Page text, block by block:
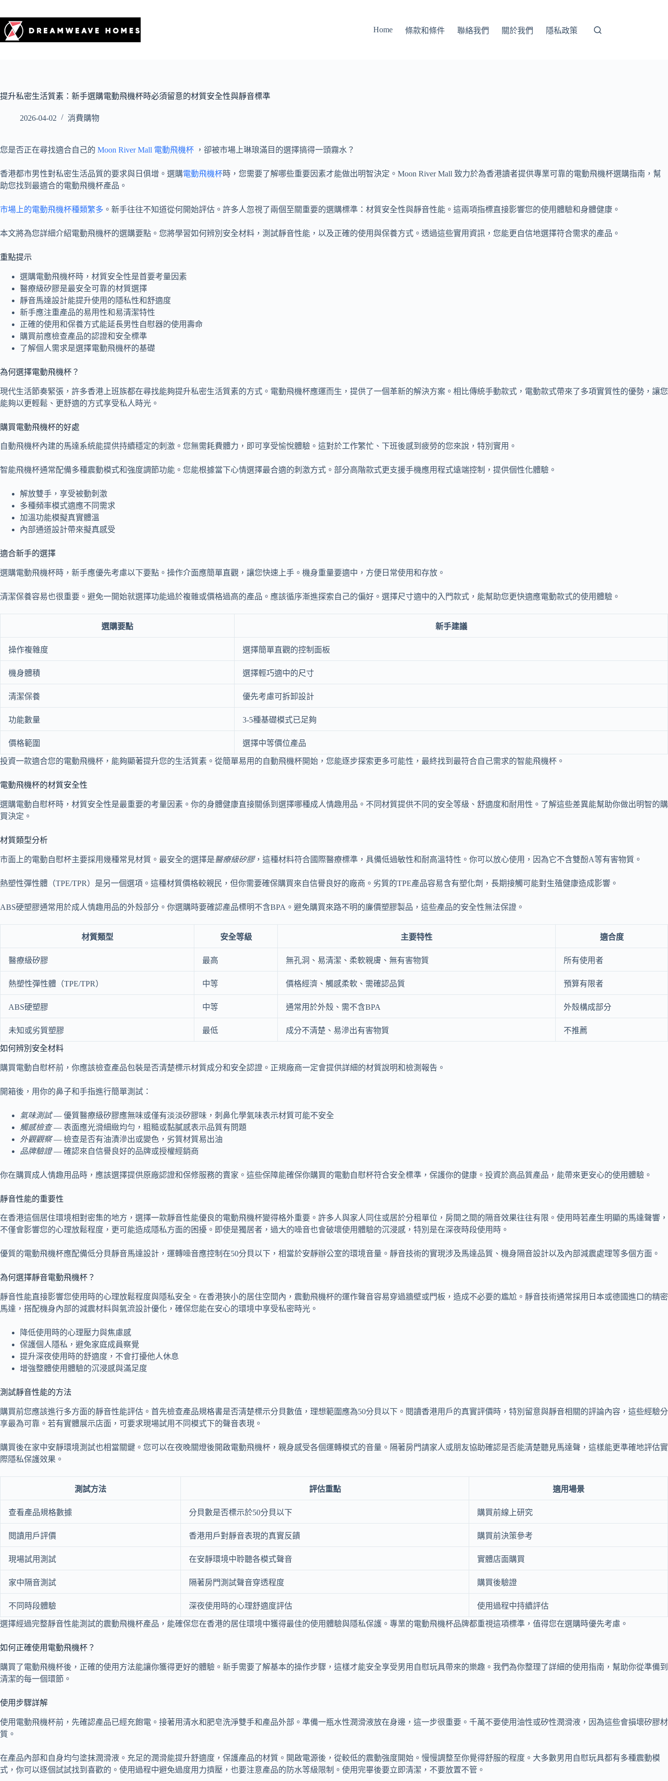
Home 條款和條件 聯絡我們 關於我們 隱私政策
提升私密生活質素：新手選購電動飛機杯時必須留意的材質安全性與靜音標準
2026-04-02 消費購物
您是否正在尋找適合自己的 Moon River Mall 電動飛機杯 ，卻被市場上琳琅滿目的選擇搞得一頭霧水？
香港都市男性對私密生活品質的要求與日俱增。選購電動飛機杯時，您需要了解哪些重要因素才能做出明智決定。Moon River Mall 致力於為香港讀者提供專業可靠的電動飛機杯選購指南，幫
助您找到最適合的電動飛機杯產品。
市場上的電動飛機杯種類繁多 。新手往往不知道從何開始評估。許多人忽視了兩個至關重要的選購標準：材質安全性與靜音性能。這兩項指標直接影響您的使用體驗和身體健康。
本文將為您詳細介紹電動飛機杯的選購要點。您將學習如何辨別安全材料，測試靜音性能，以及正確的使用與保養方式。透過這些實用資訊，您能更自信地選擇符合需求的產品。
重點提示
選購電動飛機杯時，材質安全性是首要考量因素
醫療級矽膠是最安全可靠的材質選擇
靜音馬達設計能提升使用的隱私性和舒適度
新手應注重產品的易用性和易清潔特性
正確的使用和保養方式能延長男性自慰器的使用壽命
購買前應檢查產品的認證和安全標準
了解個人需求是選擇電動飛機杯的基礎
為何選擇電動飛機杯？
現代生活節奏緊張，許多香港上班族都在尋找能夠提升私密生活質素的方式。電動飛機杯應運而生，提供了一個革新的解決方案。相比傳統手動款式，電動款式帶來了多項實質性的優勢，讓您
能夠以更輕鬆、更舒適的方式享受私人時光。
購買電動飛機杯的好處
自動飛機杯內建的馬達系統能提供持續穩定的刺激。您無需耗費體力，即可享受愉悅體驗。這對於工作繁忙、下班後感到疲勞的您來說，特別實用。
智能飛機杯通常配備多種震動模式和強度調節功能。您能根據當下心情選擇最合適的刺激方式。部分高階款式更支援手機應用程式遠端控制，提供個性化體驗。
解放雙手，享受被動刺激
多種頻率模式適應不同需求
加溫功能模擬真實體溫
內部通道設計帶來擬真感受
適合新手的選擇
選購電動飛機杯時，新手應優先考慮以下要點。操作介面應簡單直觀，讓您快速上手。機身重量要適中，方便日常使用和存放。
清潔保養容易也很重要。避免一開始就選擇功能過於複雜或價格過高的產品。應該循序漸進探索自己的偏好。選擇尺寸適中的入門款式，能幫助您更快適應電動款式的使用體驗。
選購要點 新手建議
操作複雜度 選擇簡單直觀的控制面板
機身體積 選擇輕巧適中的尺寸
清潔保養 優先考慮可拆卸設計
功能數量 3-5種基礎模式已足夠
價格範圍 選擇中等價位產品
投資一款適合您的電動飛機杯，能夠顯著提升您的生活質素。從簡單易用的自動飛機杯開始，您能逐步探索更多可能性，最終找到最符合自己需求的智能飛機杯。
電動飛機杯的材質安全性
選購電動自慰杯時，材質安全性是最重要的考量因素。你的身體健康直接關係到選擇哪種成人情趣用品。不同材質提供不同的安全等級、舒適度和耐用性。了解這些差異能幫助你做出明智的購
買決定。
材質類型分析
市面上的電動自慰杯主要採用幾種常見材質。最安全的選擇是醫療級矽膠，這種材料符合國際醫療標準，具備低過敏性和耐高溫特性。你可以放心使用，因為它不含雙酚A等有害物質。
熱塑性彈性體（TPE/TPR）是另一個選項。這種材質價格較親民，但你需要確保購買來自信譽良好的廠商。劣質的TPE產品容易含有塑化劑，長期接觸可能對生殖健康造成影響。
ABS硬塑膠通常用於成人情趣用品的外殼部分。你選購時要確認產品標明不含BPA。避免購買來路不明的廉價塑膠製品，這些產品的安全性無法保證。
材質類型 安全等級 主要特性 適合度
醫療級矽膠 最高 無孔洞、易清潔、柔軟親膚、無有害物質 所有使用者
熱塑性彈性體（TPE/TPR） 中等 價格經濟、觸感柔軟、需確認品質 預算有限者
ABS硬塑膠 中等 通常用於外殼、需不含BPA 外殼構成部分
未知或劣質塑膠 最低 成分不清楚、易滲出有害物質 不推薦
如何辨別安全材料
購買電動自慰杯前，你應該檢查產品包裝是否清楚標示材質成分和安全認證。正規廠商一定會提供詳細的材質說明和檢測報告。
開箱後，用你的鼻子和手指進行簡單測試：
氣味測試— 優質醫療級矽膠應無味或僅有淡淡矽膠味，刺鼻化學氣味表示材質可能不安全
觸感檢查— 表面應光滑細緻均勻，粗糙或黏膩感表示品質有問題
外觀觀察— 檢查是否有油漬滲出或變色，劣質材質易出油
品牌驗證— 確認來自信譽良好的品牌或授權經銷商
你在購買成人情趣用品時，應該選擇提供原廠認證和保修服務的賣家。這些保障能確保你購買的電動自慰杯符合安全標準，保護你的健康。投資於高品質產品，能帶來更安心的使用體驗。
靜音性能的重要性
在香港這個居住環境相對密集的地方，選擇一款靜音性能優良的電動飛機杯變得格外重要。許多人與家人同住或居於分租單位，房間之間的隔音效果往往有限。使用時若產生明顯的馬達聲響，
不僅會影響您的心理放鬆程度，更可能造成隱私方面的困擾。即使是獨居者，過大的噪音也會破壞使用體驗的沉浸感，特別是在深夜時段使用時。
優質的電動飛機杯應配備低分貝靜音馬達設計，運轉噪音應控制在50分貝以下，相當於安靜辦公室的環境音量。靜音技術的實現涉及馬達品質、機身隔音設計以及內部減震處理等多個方面。
為何選擇靜音電動飛機杯？
靜音性能直接影響您使用時的心理放鬆程度與隱私安全。在香港狹小的居住空間內，震動飛機杯的運作聲音容易穿過牆壁或門板，造成不必要的尷尬。靜音技術通常採用日本或德國進口的精密
馬達，搭配機身內部的減震材料與氣流設計優化，確保您能在安心的環境中享受私密時光。
降低使用時的心理壓力與焦慮感
保護個人隱私，避免家庭成員察覺
提升深夜使用時的舒適度，不會打擾他人休息
增強整體使用體驗的沉浸感與滿足度
測試靜音性能的方法
購買前您應該進行多方面的靜音性能評估。首先檢查產品規格書是否清楚標示分貝數值，理想範圍應為50分貝以下。閱讀香港用戶的真實評價時，特別留意與靜音相關的評論內容，這些經驗分
享最為可靠。若有實體展示店面，可要求現場試用不同模式下的聲音表現。
購買後在家中安靜環境測試也相當關鍵。您可以在夜晚關燈後開啟電動飛機杯，親身感受各個運轉模式的音量。隔著房門請家人或朋友協助確認是否能清楚聽見馬達聲，這樣能更準確地評估實
際隱私保護效果。
測試方法 評估重點 適用場景
查看產品規格數據 分貝數是否標示於50分貝以下 購買前線上研究
閱讀用戶評價 香港用戶對靜音表現的真實反饋 購買前決策參考
現場試用測試 在安靜環境中聆聽各模式聲音 實體店面購買
家中隔音測試 隔著房門測試聲音穿透程度 購買後驗證
不同時段體驗 深夜使用時的心理舒適度評估 使用過程中持續評估
選擇經過完整靜音性能測試的震動飛機杯產品，能確保您在香港的居住環境中獲得最佳的使用體驗與隱私保護。專業的電動飛機杯品牌都重視這項標準，值得您在選購時優先考慮。
如何正確使用電動飛機杯？
購買了電動飛機杯後，正確的使用方法能讓你獲得更好的體驗。新手需要了解基本的操作步驟，這樣才能安全享受男用自慰玩具帶來的樂趣。我們為你整理了詳細的使用指南，幫助你從準備到
清潔的每一個環節。
使用步驟詳解
使用電動飛機杯前，先確認產品已經充飽電。接著用清水和肥皂洗淨雙手和產品外部。準備一瓶水性潤滑液放在身邊，這一步很重要。千萬不要使用油性或矽性潤滑液，因為這些會損壞矽膠材
質。
在產品內部和自身均勻塗抹潤滑液。充足的潤滑能提升舒適度，保護產品的材質。開啟電源後，從較低的震動強度開始。慢慢調整至你覺得舒服的程度。大多數男用自慰玩具都有多種震動模
式，你可以逐個試試找到喜歡的。使用過程中避免過度用力擠壓，也要注意產品的防水等級限制。使用完畢後要立即清潔，不要放置不管。